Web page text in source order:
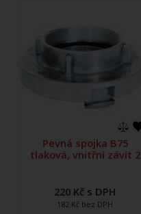
Pevná spojka B75
tlaková, vnitřní závit 2
220 Kč s DPH
182 Kč bez DPH